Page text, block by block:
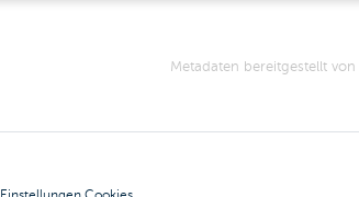
Metadaten bereitgestellt von